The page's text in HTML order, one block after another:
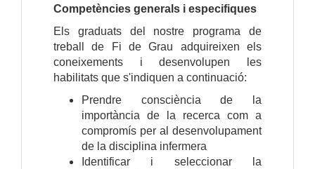
Competències generals i especifiques
Els graduats del nostre programa de
treball de Fi de Grau adquireixen els
coneixements i desenvolupen les
habilitats que s'indiquen a continuació:
Prendre consciència de la
importància de la recerca com a
compromís per al desenvolupament
de la disciplina infermera
Identificar i seleccionar la